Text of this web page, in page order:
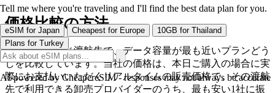
価格比較の方法
各行では、同じ渡航先で、データ容量が最も近いプランどう
しを比較しています。当社の価格は、本日ご購入の場合に実
際にお支払いいただくリアルタイムの販売価格で、その渡航
先で利用できる卸売プロバイダーのうち、最も安い1社に振
Tell me where you're traveling and I'll find the best data plan for you.
eSIM for Japan Cheapest for Europe
10GB for Thailand
Plans for Turkey
AI-powered by CheapereSIM - responses may not always be accurate